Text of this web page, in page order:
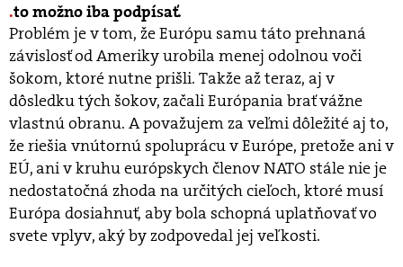
to možno iba podpísať.
Problém je v tom, že Európu samu táto prehnaná
závislosť od Ameriky urobila menej odolnou voči
šokom, ktoré nutne prišli. Takže až teraz, aj v
dôsledku tých šokov, začali Európania brať vážne
vlastnú obranu. A považujem za veľmi dôležité aj to,
že riešia vnútornú spoluprácu v Európe, pretože ani v
EÚ, ani v kruhu európskych členov NATO stále nie je
nedostatočná zhoda na určitých cieľoch, ktoré musí
Európa dosiahnuť, aby bola schopná uplatňovať vo
svete vplyv, aký by zodpovedal jej veľkosti.